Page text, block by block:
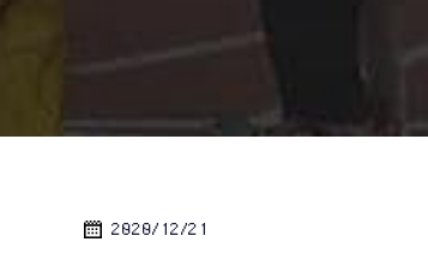
2020/12/21